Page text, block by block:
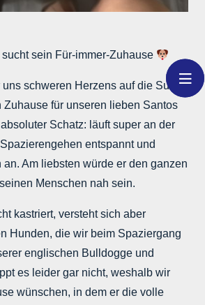
sein Für-immer-Zuhause
uns schweren Herzens auf die Suche
Zuhause für unseren lieben Santos
Schatz: läuft super an der
entspannt und
Am liebsten würde er den ganzen
Menschen nah sein.
kastriert, versteht sich aber
Hunden, die wir beim Spaziergang
englischen Bulldogge und
es leider gar nicht, weshalb wir
wünschen, in dem er die volle